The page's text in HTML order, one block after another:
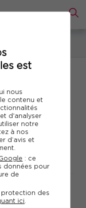
est
nous
contenu et
d'analyser
notre
à nos
d’avis et
: ce
données pour
de
des
ici.
à la mesure